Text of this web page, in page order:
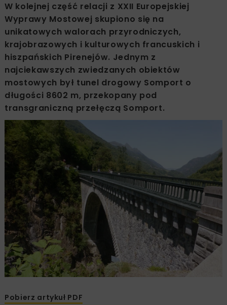
W kolejnej część relacji z XXII Europejskiej
Wyprawy Mostowej skupiono się na
unikatowych walorach przyrodniczych,
krajobrazowych i kulturowych francuskich i
hiszpańskich Pirenejów. Jednym z
najciekawszych zwiedzanych obiektów
mostowych był tunel drogowy Somport o
długości 8602 m, przekopany pod
transgraniczną przełęczą Somport.
Pobierz artykuł PDF